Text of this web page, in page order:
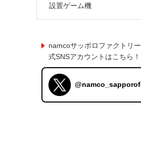
設置ゲーム機
namcoサッポロファクトリ
式SNSアカウントはこちら！